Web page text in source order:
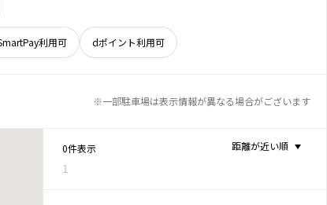
利用可 dポイント利用可
※一部駐車場は表示情報が異なる場合がございます
0件表示
1
距離が近い順